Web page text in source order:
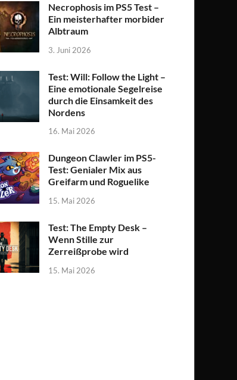
Necrophosis im PS5 Test –
Ein meisterhafter morbider
Albtraum
3. Juni 2026
Test: Will: Follow the Light –
Eine emotionale Segelreise
durch die Einsamkeit des
Nordens
16. Mai 2026
Dungeon Clawler im PS5-
Test: Genialer Mix aus
Greifarm und Roguelike
15. Mai 2026
Test: The Empty Desk –
Wenn Stille zur
Zerreißprobe wird
15. Mai 2026